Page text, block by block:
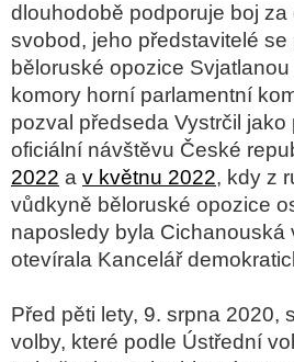
dlouhodobě podporuje boj
svobod, jeho představitelé
běloruské opozice
komory horní parlamentní
pozval předseda Vystrčil
oficiální návštěvu České
2022 a v květnu 2022, kdy z
vůdkyně běloruské opozice
naposledy byla Cichanouská
otevírala Kancelář
Před pěti lety, 9. srpna 2020,
volby, které podle Ústřední